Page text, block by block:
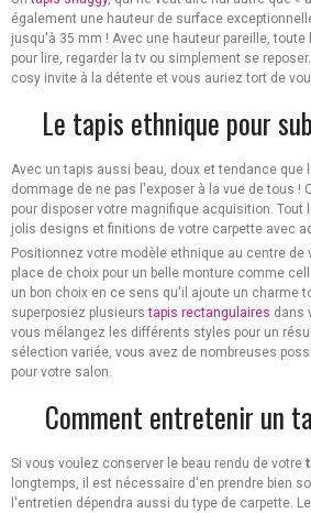
également une hauteur de surface
jusqu'à 35 mm ! Avec une hauteur pareille,
pour lire, regarder la tv ou simplement se
cosy invite à la détente et vous auriez tort de
Le tapis ethnique pour
Avec un tapis aussi beau, doux et tendance que
dommage de ne pas l'exposer à la vue de tous !
pour disposer votre magnifique acquisition. Tout
jolis designs et finitions de votre carpette avec
Positionnez votre modèle ethnique au centre de
place de choix pour un belle monture comme
un bon choix en ce sens qu'il ajoute un charme
superposiez plusieurstapis rectangulaires dans
vous mélangez les différents styles pour un
sélection variée, vous avez de nombreuses
pour votre salon.
Comment entretenir un
Si vous voulez conserver le beau rendu de votre
longtemps, il est nécessaire d'en prendre bien
l'entretien dépendra aussi du type de carpette.